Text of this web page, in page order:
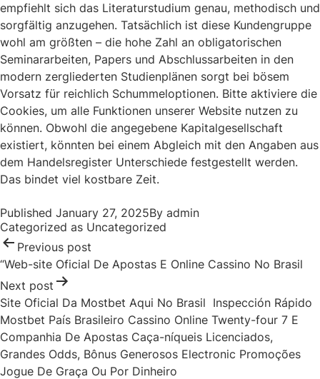
empfiehlt sich das Literaturstudium genau, methodisch und
sorgfältig anzugehen. Tatsächlich ist diese Kundengruppe
wohl am größten – die hohe Zahl an obligatorischen
Seminararbeiten, Papers und Abschlussarbeiten in den
modern zergliederten Studienplänen sorgt bei bösem
Vorsatz für reichlich Schummeloptionen. Bitte aktiviere die
Cookies, um alle Funktionen unserer Website nutzen zu
können. Obwohl die angegebene Kapitalgesellschaft
existiert, könnten bei einem Abgleich mit den Angaben aus
dem Handelsregister Unterschiede festgestellt werden.
Das bindet viel kostbare Zeit.
Published January 27, 2025By admin
Categorized as Uncategorized
navigation
Previous post
“Web-site Oficial De Apostas E Online Cassino No Brasil
Next post
Site Oficial Da Mostbet Aqui No Brasil ️ Inspección Rápido
Mostbet País Brasileiro Cassino Online Twenty-four 7 E
Companhia De Apostas Caça-níqueis Licenciados,
Grandes Odds, Bônus Generosos Electronic Promoções ️
Jogue De Graça Ou Por Dinheiro